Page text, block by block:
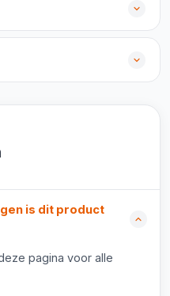
is dit product
pagina voor alle